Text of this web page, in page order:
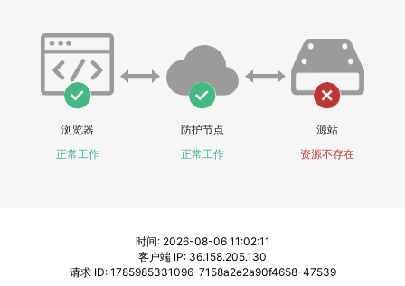
浏览器
正常工作
防护节点
正常工作
源站
资源不存在
时间: 2026-08-06 11:02:11
客户端 IP: 36.158.205.130
请求 ID: 1785985331096-7158a2e2a90f4658-47539